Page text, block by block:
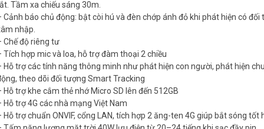
(2304×1296)
HDR
Color, Hồng ngoại và tắt. Tầm xa chiếu sáng 30m.
hiện có đối tượng xâm nhập.
Tầm xa chiếu sáng 30m.
Cảnh báo chủ động: bật còi hú và đèn chớp ánh đỏ khi phát hiện có đối
nhập.
Chế độ riêng tư
Tích hợp mic và loa, hỗ trợ đàm thoại 2 chiều
Hỗ trợ các tính năng thông minh như phát hiện con người, phát hiện
theo dõi đối tượng Smart Tracking
Hỗ trợ khe cắm thẻ nhớ Micro SD lên đến 512GB
Hỗ trợ 4G các nhà mạng Việt Nam
Hỗ trợ chuẩn ONVIF, cổng LAN, tích hợp 2 ăng-ten 4G giúp bắt sóng tốt